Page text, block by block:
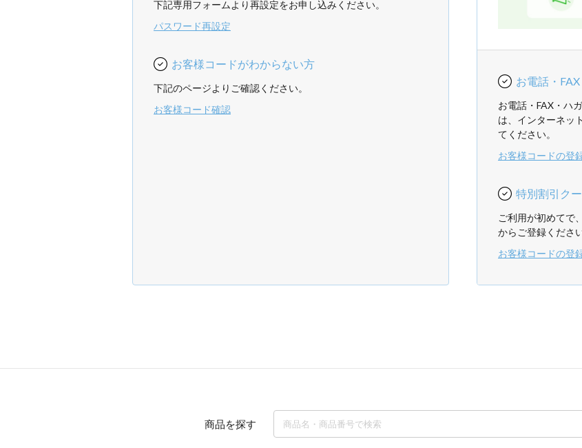
下記専用フォームより再設定をお申し込みください。
パスワード再設定
お客様コードがわからない方
下記のページよりご確認ください。
お客様コード確認
お電話・
お電話・FAX・ハ
は、インターネッ
てください。
お客様コードの登
特別割引ク
ご利用が初めてで
からご登録ください
お客様コードの登
商品を探す